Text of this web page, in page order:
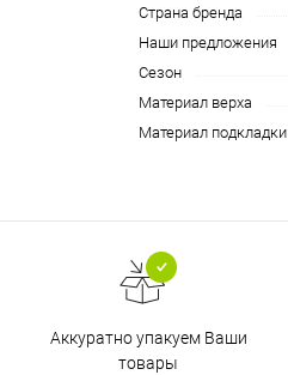
Страна бренда
Наши предложения
Сезон
Материал верха
Материал подкладки
Аккуратно упакуем Ваши
товары